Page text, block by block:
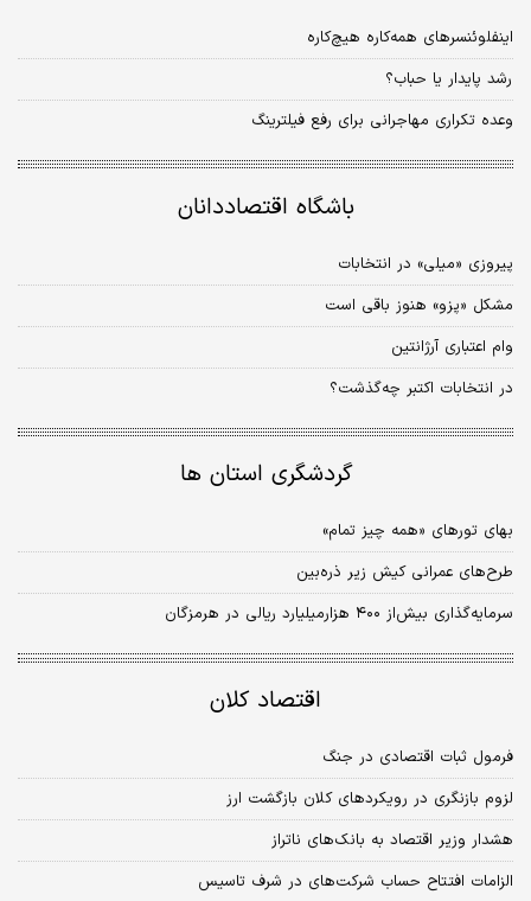
اینفلوئنسرهای همه‌کاره هیچ‌کاره
رشد پایدار یا حباب؟
وعده تکراری مهاجرانی برای رفع فیلترینگ
باشگاه اقتصاددانان
پیروزی «میلی» در انتخابات
مشکل «پزو» هنوز باقی است
وام اعتباری آرژانتین
در انتخابات اکتبر چه‌گذشت؟
گردشگری استان ها
بهای تورهای «همه چیز تمام»
طرح‌های عمرانی کیش زیر ذره‌‌بین
سرمایه‌گذاری بیش‌از ۴۰۰ هزار‌میلیارد ریالی در هرمزگان
اقتصاد کلان
فرمول ثبات اقتصادی در جنگ
لزوم بازنگری در رویکردهای کلان بازگشت ارز
هشدار وزیر اقتصاد به بانک‌های ناتراز
الزامات افتتاح حساب شرکت‌های در شرف تاسیس